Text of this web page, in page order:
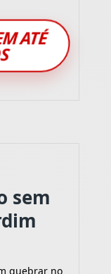
ATÉ
sem
quebrar no